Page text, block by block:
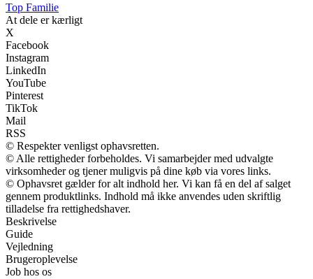
Top Familie
At dele er kærligt
X
Facebook
Instagram
LinkedIn
YouTube
Pinterest
TikTok
Mail
RSS
© Respekter venligst ophavsretten.
© Alle rettigheder forbeholdes. Vi samarbejder med udvalgte
virksomheder og tjener muligvis på dine køb via vores links.
© Ophavsret gælder for alt indhold her. Vi kan få en del af salget
gennem produktlinks. Indhold må ikke anvendes uden skriftlig
tilladelse fra rettighedshaver.
Beskrivelse
Guide
Vejledning
Brugeroplevelse
Job hos os